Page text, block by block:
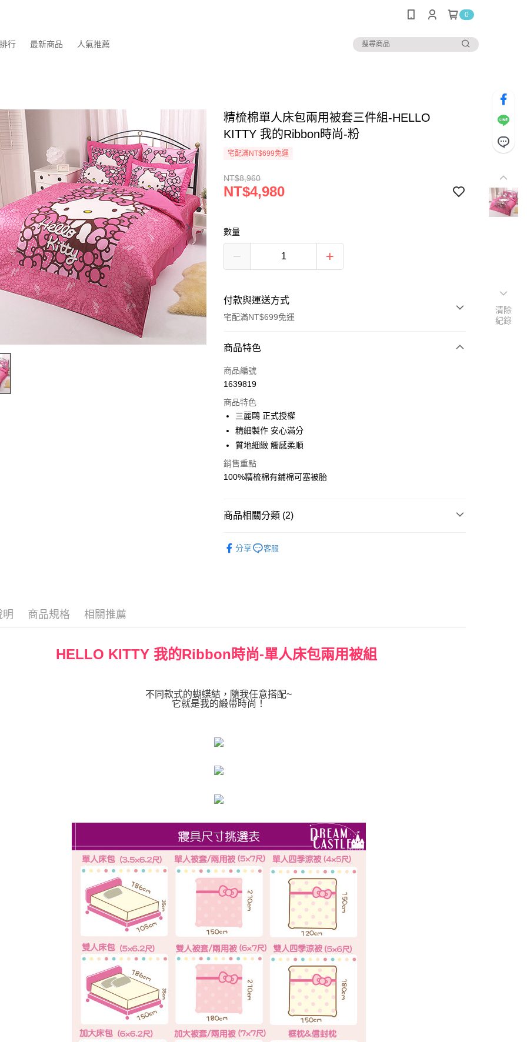
0
行 最新商品 人氣推薦
精梳棉單人床包兩用被套三件組-HELLO
KITTY 我的Ribbon時尚-粉
宅配滿NT$699免運
NT$8,960
NT$4,980
數量
付款與運送方式
宅配滿NT$699免運
付款方式
信用卡一次付款
Apple Pay
街口支付
Google Pay
商品特色
商品編號
1639819
商品特色
三麗鷗 正式授權
精細製作 安心滿分
質地細緻 觸感柔順
銷售重點
100%精梳棉有鋪棉可塞被胎
商品相關分類 (2)
分享 客服
明 商品規格 相關推薦
HELLO KITTY 我的Ribbon時尚-單人床包兩用被組
不同款式的蝴蝶結，隨我任意搭配~
它就是我的緞帶時尚！
清除
紀錄